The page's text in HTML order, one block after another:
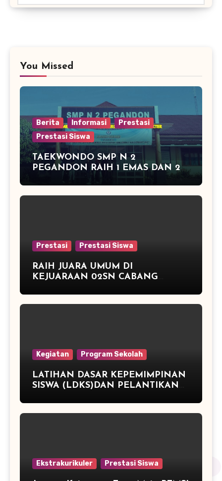
You Missed
Berita Informasi
Prestasi
Prestasi Siswa
TAEKWONDO SMP N 2
PEGANDON RAIH 1 EMAS DAN 2
PERAK DI KAPOLRES CUP
Prestasi Prestasi Siswa
RAIH JUARA UMUM DI
KEJUARAAN 02SN CABANG
MEJA
Kegiatan Program Sekolah
LATIHAN DASAR KEPEMIMPINAN
SISWA (LDKS)DAN PELANTIKAN
Ekstrakurikuler Prestasi Siswa